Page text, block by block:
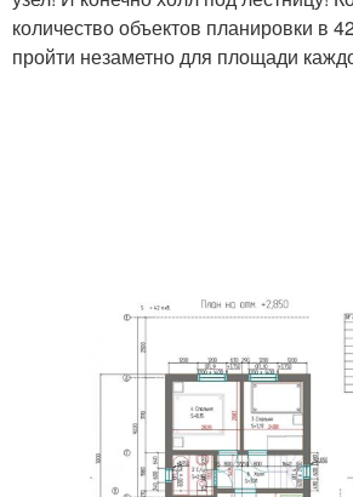
количество объектов планировки в
пройти незаметно для площади